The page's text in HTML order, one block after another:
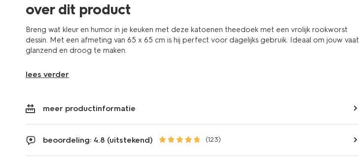
over dit product
Breng wat kleur en humor in je keuken met deze katoenen theedoek met een vrolijk rookworst
dessin. Met een afmeting van 65 x 65 cm is hij perfect voor dagelijks gebruik. Ideaal om jouw vaat
glanzend en droog te maken.
lees verder
meer productinformatie
beoordeling: 4.8 (uitstekend) (123)